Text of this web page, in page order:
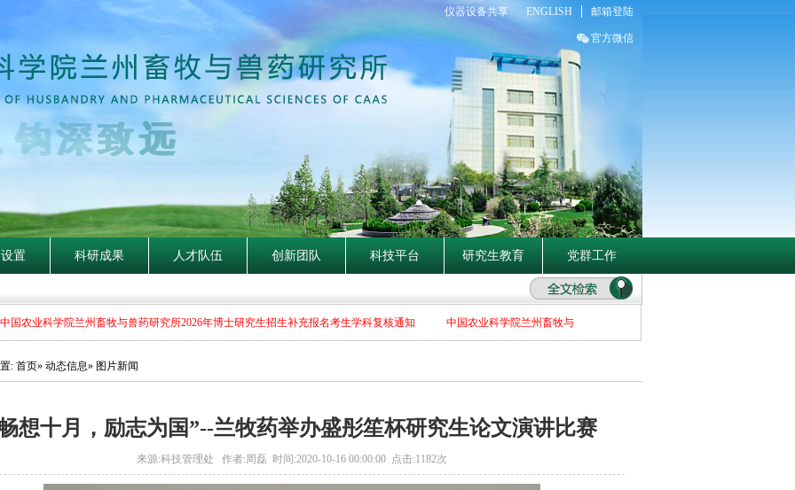
仪器设备共享 ENGLISH 邮箱登陆
官方微信
置 科研成果 人才队伍 创新团队 科技平台 研究生教育 党群工作
农业科学院兰州畜牧与兽药研究所2026年博士研究生招生补充报名考生学科复核通知 中国农业科学院兰州畜牧与兽药研究所关于2026年博士招生补充报名初选者
: 首页» 动态信息» 图片新闻
想十月，励志为国”--兰牧药举办盛彤笙杯研究生论文演讲比赛
来源:科技管理处 作者:周磊 时间:2020-10-16 00:00:00 点击:1182次